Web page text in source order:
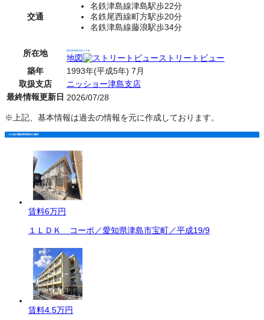
交通
名鉄津島線津島駅歩22分
名鉄尾西線町方駅歩20分
名鉄津島線藤浪駅歩34分
所在地 愛知県津島市松ケ下町
地図
ストリートビュー
築年
1993年(平成5年) 7月
取扱支店
ニッショー津島支店
最終情報更新日 2026/07/28
※上記、基本情報は過去の情報を元に作成しております。
その他の愛知県津島市の物件
賃料6万円
１ＬＤＫ コーポ／愛知県津島市宝町／平成19/9
賃料4.5万円